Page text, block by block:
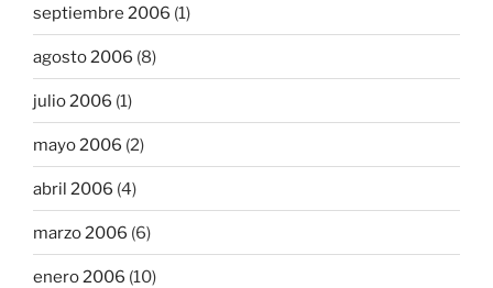
septiembre 2006 (1)
agosto 2006 (8)
julio 2006 (1)
mayo 2006 (2)
abril 2006 (4)
marzo 2006 (6)
enero 2006 (10)